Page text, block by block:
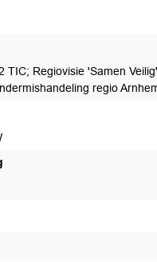
TIC; Regiovisie 'Samen
regio